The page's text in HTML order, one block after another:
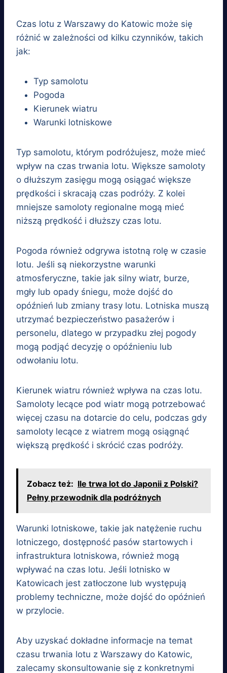
Czas lotu z Warszawy do Katowic może się
różnić w zależności od kilku czynników, takich
jak:
Typ samolotu
Pogoda
Kierunek wiatru
Warunki lotniskowe
Typ samolotu, którym podróżujesz, może mieć
wpływ na czas trwania lotu. Większe samoloty
o dłuższym zasięgu mogą osiągać większe
prędkości i skracają czas podróży. Z kolei
mniejsze samoloty regionalne mogą mieć
niższą prędkość i dłuższy czas lotu.
Pogoda również odgrywa istotną rolę w czasie
lotu. Jeśli są niekorzystne warunki
atmosferyczne, takie jak silny wiatr, burze,
mgły lub opady śniegu, może dojść do
opóźnień lub zmiany trasy lotu. Lotniska muszą
utrzymać bezpieczeństwo pasażerów i
personelu, dlatego w przypadku złej pogody
mogą podjąć decyzję o opóźnieniu lub
odwołaniu lotu.
Kierunek wiatru również wpływa na czas lotu.
Samoloty lecące pod wiatr mogą potrzebować
więcej czasu na dotarcie do celu, podczas gdy
samoloty lecące z wiatrem mogą osiągnąć
większą prędkość i skrócić czas podróży.
Zobacz też: Ile trwa lot do Japonii z Polski?
Pełny przewodnik dla podróżnych
Warunki lotniskowe, takie jak natężenie ruchu
lotniczego, dostępność pasów startowych i
infrastruktura lotniskowa, również mogą
wpływać na czas lotu. Jeśli lotnisko w
Katowicach jest zatłoczone lub występują
problemy techniczne, może dojść do opóźnień
w przylocie.
Aby uzyskać dokładne informacje na temat
czasu trwania lotu z Warszawy do Katowic,
zalecamy skonsultowanie się z konkretnymi